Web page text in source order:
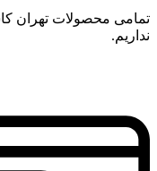
تمامی محصولات تهران
نداریم.